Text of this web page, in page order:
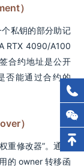
）
私钥的部分助记
RTX 4090/A100
合约地址是公开
否能通过合约的
）
重修改器”。通过
的 owner 转移函